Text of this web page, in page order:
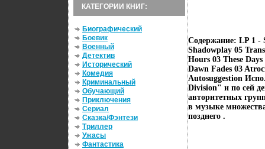
КАТЕГОРИИ КНИГ:
Биографический
Боевик
Военный
Детектив
Исторический
Комедия
Криминальный
Обучающий
Приключения
Сериал
Сказка/Фэнтези
Триллер
Ужасы
Фантастика
Содержание: LP 1 -
Shadowplay 05
Hours 03 These
Dawn Fades 03
Autosuggestion
Division" и по сей
авторитетных
в музыке
позднего .